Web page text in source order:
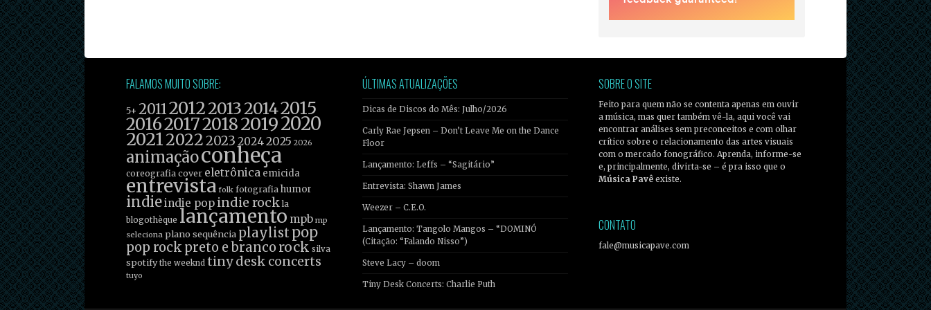
FALAMOS MUITO SOBRE:
5+ 20112012201320142015
20162017201820192020
202120222023 20242025 2026
animaçãoconheça
coreografia cover eletrônica emicida
entrevista folk fotografia humor
indieindie pop indie rock la
blogothèque lançamento mpb mp
seleciona plano sequência playlist pop
pop rock preto e branco rock silva
spotify the weeknd tiny desk concerts
tuyo
ÚLTIMAS ATUALIZAÇÕES
Dicas de Discos do Mês: Julho/2026
Carly Rae Jepsen – Don’t Leave Me on the Dance
Floor
Lançamento: Leffs – “Sagitário”
Entrevista: Shawn James
Weezer – C.E.O.
Lançamento: Tangolo Mangos – “DOMINÓ
(Citação: “Falando Nisso”)
Steve Lacy – doom
Tiny Desk Concerts: Charlie Puth
SOBRE O SITE
Feito para quem não se contenta apenas em ouvir
a música, mas quer também vê-la, aqui você vai
encontrar análises sem preconceitos e com olhar
crítico sobre o relacionamento das artes visuais
com o mercado fonográfico. Aprenda, informe-se
e, principalmente, divirta-se – é pra isso que o
Música Pavê existe.
CONTATO
fale@musicapave.com